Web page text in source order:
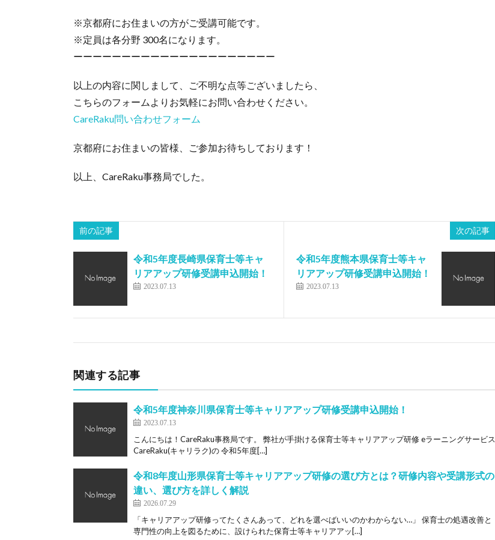
※京都府にお住まいの方がご受講可能です。
※定員は各分野 300名になります。
ーーーーーーーーーーーーーーーーーーーーー
以上の内容に関しまして、ご不明な点等ございましたら、
こちらのフォームよりお気軽にお問い合わせください。
CareRaku問い合わせフォーム
京都府にお住まいの皆様、ご参加お待ちしております！
以上、CareRaku事務局でした。
前の記事
令和5年度長崎県保育士等キャ
リアアップ研修受講申込開始！
2023.07.13
次の記事
令和5年度熊本県保育士等キャ
リアアップ研修受講申込開始！
2023.07.13
関連する記事
令和5年度神奈川県保育士等キャリアアップ研修受講申込開始！
2023.07.13
こんにちは！CareRaku事務局です。 弊社が手掛ける保育士等キャリアアップ研修 eラーニングサービス
CareRaku(キャリラク)の 令和5年度[…]
令和8年度山形県保育士等キャリアアップ研修の選び方とは？研修内容や受講形式の
違い、選び方を詳しく解説
2026.07.29
「キャリアアップ研修ってたくさんあって、どれを選べばいいのかわからない…」 保育士の処遇改善と
専門性の向上を図るために、設けられた保育士等キャリアアッ[…]